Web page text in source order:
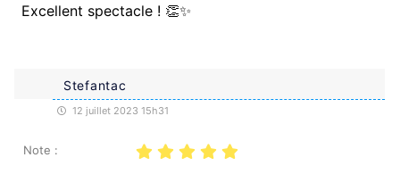
Excellent spectacle ! 👏✨
Stefantac
12 juillet 2023 15h31
Note :